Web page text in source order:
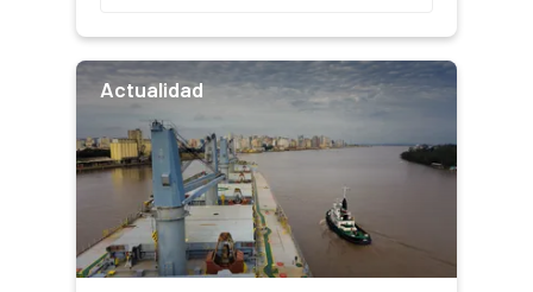
Actualidad